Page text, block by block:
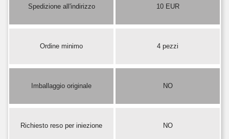
Spedizione all'indirizzo 10 EUR
Ordine minimo 4 pezzi
Imballaggio originale NO
Richiesto reso per iniezione NO